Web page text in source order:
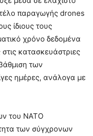
παραγωγής drones
ίδιους τους
χρόνο δεδομένα
κατασκευάστριες
των
ημέρες, ανάλογα με
του ΝΑΤΟ
των σύγχρονων